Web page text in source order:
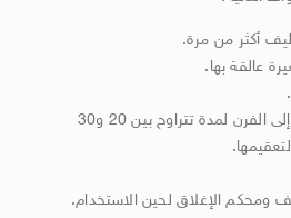
أكثر من مرة.
عالقة بها.
وضعها في صينية وإدخالها إلى الفرن لمدة تتراوح بين 20 و30
ومحكم الإغلاق لحين الاستخدام.